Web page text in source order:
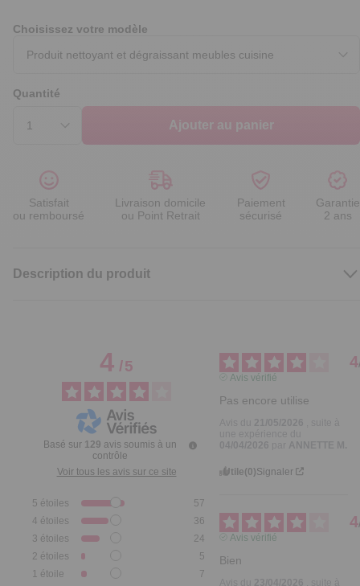
Choisissez votre modèle
Quantité
Ajouter au panier
Satisfait
ou remboursé
Livraison domicile
ou Point Retrait
Paiement
sécurisé
Garantie
2 ans
Description du produit
4/5
Basé sur 129 avis soumis à un
contrôle
Voir tous les avis sur ce site
5 étoiles
57
4 étoiles
36
3 étoiles
24
2 étoiles
5
1 étoile 7
4
Avis vérifié
Pas encore utilise
Utile(0)Signaler
4
Avis vérifié
Bien